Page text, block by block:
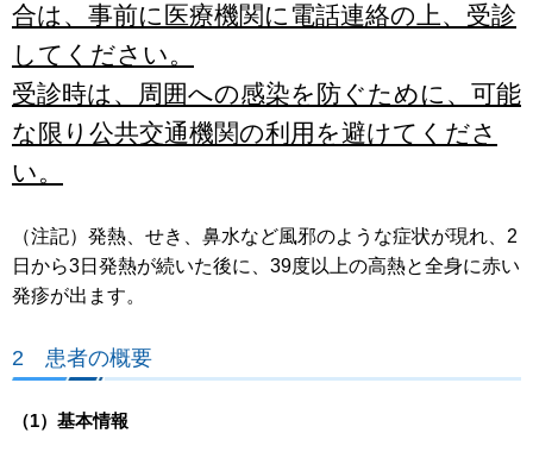
合は、事前に医療機関に電話連絡の上、受診
してください。
受診時は、周囲への感染を防ぐために、可能
な限り公共交通機関の利用を避けてくださ
い。
（注記）発熱、せき、鼻水など風邪のような症状が現れ、2
日から3日発熱が続いた後に、39度以上の高熱と全身に赤い
発疹が出ます。
2 患者の概要
（1）基本情報